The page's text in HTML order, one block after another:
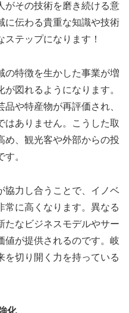
がその技術を磨き続ける意
に伝わる貴重な知識や技術
テップになります！
の特徴を生かした事業が増
図れるようになります。
や特産物が再評価され、
はありません。こうした取
め、観光客や外部からの投
。
協力し合うことで、イノベ
常に高くなります。異なる
たなビジネスモデルやサー
値が提供されるのです。岐
を切り開く力を持っている